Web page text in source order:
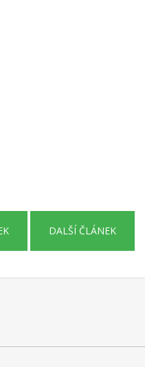
DALŠÍ ČLÁNEK